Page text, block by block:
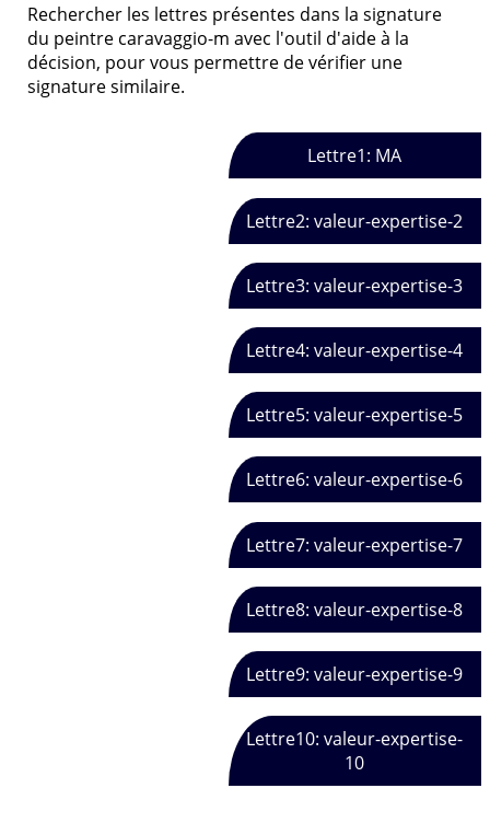
Rechercher les lettres présentes dans la signature
du peintre caravaggio-m avec l'outil d'aide à la
décision, pour vous permettre de vérifier une
signature similaire.
Lettre1: MA
Lettre2: valeur-expertise-2
Lettre3: valeur-expertise-3
Lettre4: valeur-expertise-4
Lettre5: valeur-expertise-5
Lettre6: valeur-expertise-6
Lettre7: valeur-expertise-7
Lettre8: valeur-expertise-8
Lettre9: valeur-expertise-9
Lettre10: valeur-expertise-
10